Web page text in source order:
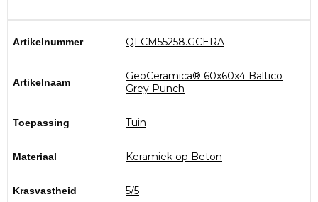
Artikelnummer QLCM55258.GCERA
Artikelnaam
GeoCeramica® 60x60x4 Baltico
Grey Punch
Toepassing Tuin
Materiaal Keramiek op Beton
Krasvastheid 5/5